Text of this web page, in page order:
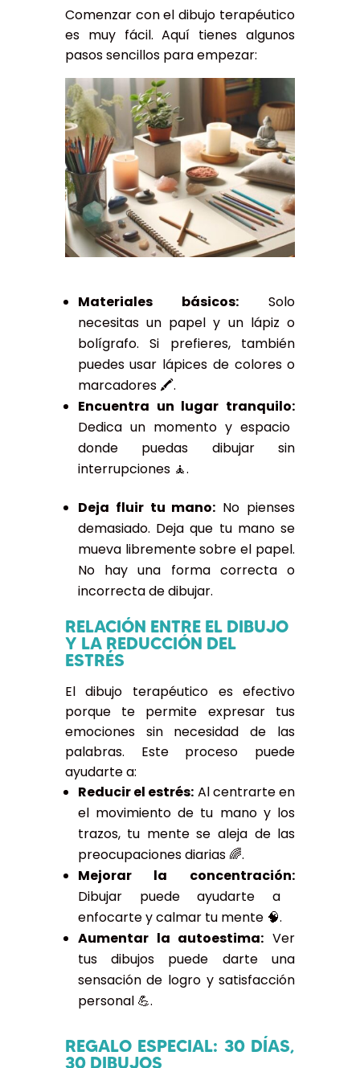
Comenzar con el dibujo terapéutico
es muy fácil. Aquí tienes algunos
pasos sencillos para empezar:
Materiales básicos: Solo
necesitas un papel y un lápiz o
bolígrafo. Si prefieres, también
puedes usar lápices de colores o
marcadores 🖍️.
Encuentra un lugar tranquilo:
Dedica un momento y espacio
donde puedas dibujar sin
interrupciones 🧘.
Deja fluir tu mano: No pienses
demasiado. Deja que tu mano se
mueva libremente sobre el papel.
No hay una forma correcta o
incorrecta de dibujar.
RELACIÓN ENTRE EL DIBUJO
Y LA REDUCCIÓN DEL
ESTRÉS
El dibujo terapéutico es efectivo
porque te permite expresar tus
emociones sin necesidad de las
palabras. Este proceso puede
ayudarte a:
Reducir el estrés: Al centrarte en
el movimiento de tu mano y los
trazos, tu mente se aleja de las
preocupaciones diarias 🌈.
Mejorar la concentración:
Dibujar puede ayudarte a
enfocarte y calmar tu mente 🧠.
Aumentar la autoestima: Ver
tus dibujos puede darte una
sensación de logro y satisfacción
personal 💪.
REGALO ESPECIAL: 30 DÍAS,
30 DIBUJOS